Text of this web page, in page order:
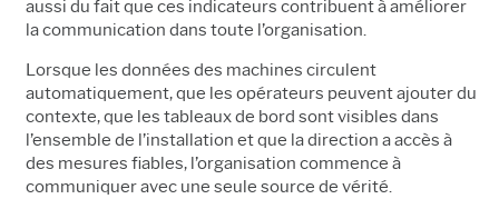
aussi du fait que ces indicateurs contribuent à améliorer
la communication dans toute l’organisation.
Lorsque les données des machines circulent
automatiquement, que les opérateurs peuvent ajouter du
contexte, que les tableaux de bord sont visibles dans
l’ensemble de l’installation et que la direction a accès à
des mesures fiables, l’organisation commence à
communiquer avec une seule source de vérité.